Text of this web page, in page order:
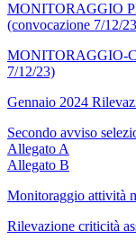
MONITORAGGIO
(convocazione 7/12/
MONITORAGGIO-
7/12/23)
Gennaio 2024
Secondo avviso
Allegato A
Allegato B
Monitoraggio attività
Rilevazione criticità